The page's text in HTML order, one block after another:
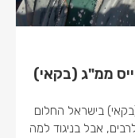
ממ"ג (בקאי)
בישראל החלום
אבל בניגוד למה